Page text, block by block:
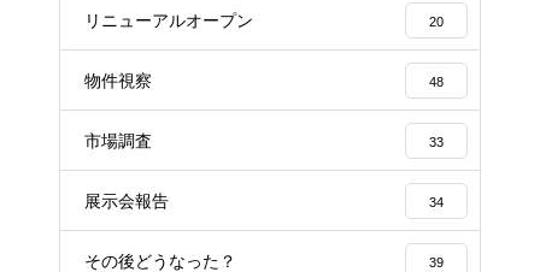
リニューアルオープン 20
物件視察 48
市場調査 33
展示会報告 34
その後どうなった？ 39